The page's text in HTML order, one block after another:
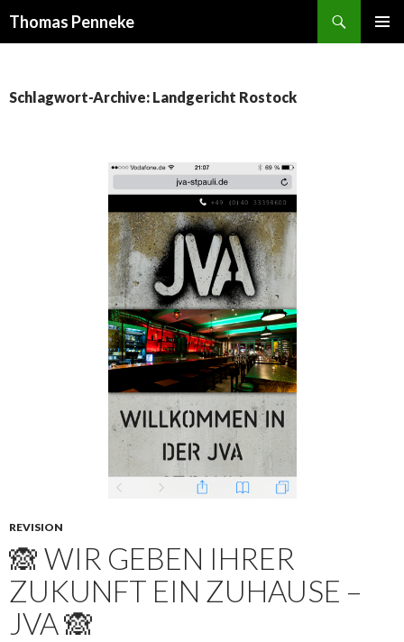
Thomas Penneke
Schlagwort-Archive: Landgericht Rostock
REVISION
🙈 WIR GEBEN IHRER
ZUKUNFT EIN ZUHAUSE –
JVA 🙈